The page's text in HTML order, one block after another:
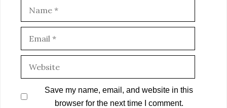
Save my name, email, and website in this
browser for the next time I comment.